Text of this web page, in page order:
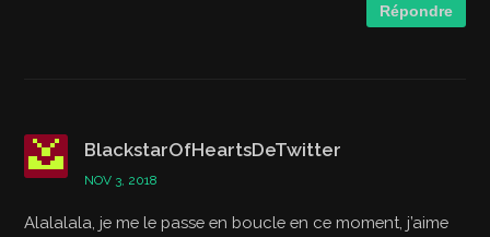
Répondre
BlackstarOfHeartsDeTwitter
NOV 3, 2018
Alalalala, je me le passe en boucle en ce moment, j’aime